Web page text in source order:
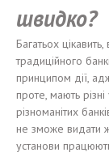
швидко?
Багатьох
традиційного
принципом дії,
проте, мають
різноманітих
не зможе видати
установи